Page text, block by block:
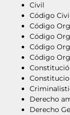
Civil
Código
Código
Código
Código
Código
Derecho
Derecho